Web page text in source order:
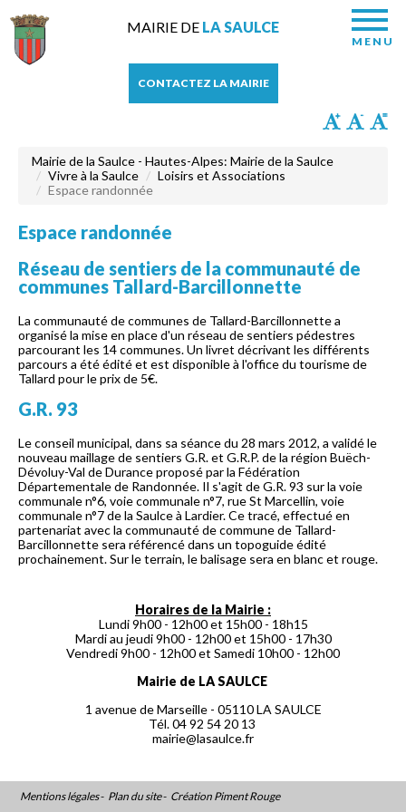
MAIRIE DE LA SAULCE
MENU
CONTACTEZ LA MAIRIE
Mairie de la Saulce - Hautes-Alpes: Mairie de la Saulce
Vivre à la Saulce
Loisirs et Associations
Espace randonnée
Espace randonnée
Réseau de sentiers de la communauté de
communes Tallard-Barcillonnette
La communauté de communes de Tallard-Barcillonnette a
organisé la mise en place d'un réseau de sentiers pédestres
parcourant les 14 communes. Un livret décrivant les différents
parcours a été édité et est disponible à l'office du tourisme de
Tallard pour le prix de 5€.
G.R. 93
Le conseil municipal, dans sa séance du 28 mars 2012, a validé le
nouveau maillage de sentiers G.R. et G.R.P. de la région Buëch-
Dévoluy-Val de Durance proposé par la Fédération
Départementale de Randonnée. Il s'agit de G.R. 93 sur la voie
communale n°6, voie communale n°7, rue St Marcellin, voie
communale n°7 de la Saulce à Lardier. Ce tracé, effectué en
partenariat avec la communauté de commune de Tallard-
Barcillonnette sera référencé dans un topoguide édité
prochainement. Sur le terrain, le balisage sera en blanc et rouge.
Horaires de la Mairie :
Lundi 9h00 - 12h00 et 15h00 - 18h15
Mardi au jeudi 9h00 - 12h00 et 15h00 - 17h30
Vendredi 9h00 - 12h00 et Samedi 10h00 - 12h00
Mairie de LA SAULCE
1 avenue de Marseille - 05110 LA SAULCE
Tél. 04 92 54 20 13
mairie@lasaulce.fr
Mentions légales- Plan du site- Création Piment Rouge